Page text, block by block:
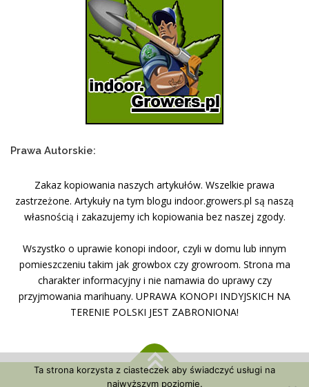
Prawa Autorskie:
Zakaz kopiowania naszych artykułów. Wszelkie prawa
zastrzeżone. Artykuły na tym blogu indoor.growers.pl są naszą
własnością i zakazujemy ich kopiowania bez naszej zgody.
Wszystko o uprawie konopi indoor, czyli w domu lub innym
pomieszczeniu takim jak growbox czy growroom. Strona ma
charakter informacyjny i nie namawia do uprawy czy
przyjmowania marihuany. UPRAWA KONOPI INDYJSKICH NA
TERENIE POLSKI JEST ZABRONIONA!
Ta strona korzysta z ciasteczek aby świadczyć usługi na
najwyższym poziomie.